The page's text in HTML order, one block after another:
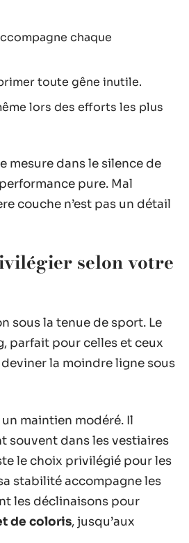
chaque
toute gêne inutile.
lors des efforts les plus
mesure dans le silence de
pure. Mal
couche n’est pas un détail
selon votre
sous la tenue de sport. Le
parfait pour celles et ceux
la moindre ligne sous
maintien modéré. Il
souvent dans les vestiaires
le choix privilégié pour les
stabilité accompagne les
les déclinaisons pour
de coloris, jusqu’aux